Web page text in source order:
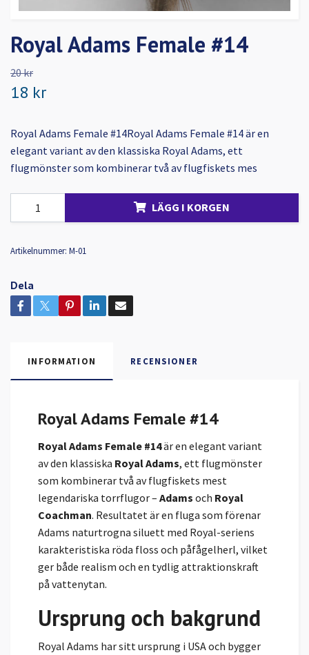
Royal Adams Female #14
20 kr
18 kr
Royal Adams Female #14Royal Adams Female #14 är en
elegant variant av den klassiska Royal Adams, ett
flugmönster som kombinerar två av flugfiskets mes
LÄGG I KORGEN
Artikelnummer: M-01
Dela
INFORMATION RECENSIONER
Royal Adams Female #14
Royal Adams Female #14är en elegant variant
av den klassiska Royal Adams, ett flugmönster
som kombinerar två av flugfiskets mest
legendariska torrflugor – Adams och Royal
Coachman. Resultatet är en fluga som förenar
Adams naturtrogna siluett med Royal-seriens
karakteristiska röda floss och påfågelherl, vilket
ger både realism och en tydlig attraktionskraft
på vattenytan.
Ursprung och bakgrund
Royal Adams har sitt ursprung i USA och bygger